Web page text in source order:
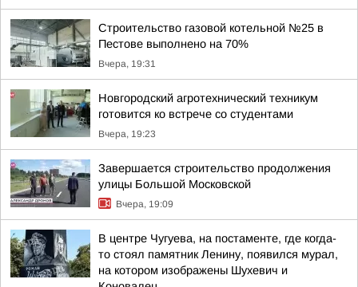
Строительство газовой котельной №25 в
Пестове выполнено на 70%
Вчера, 19:31
Новгородский агротехнический техникум
готовится ко встрече со студентами
Вчера, 19:23
Завершается строительство продолжения
улицы Большой Московской
Вчера, 19:09
В центре Чугуева, на постаменте, где когда-
то стоял памятник Ленину, появился мурал,
на котором изображены Шухевич и